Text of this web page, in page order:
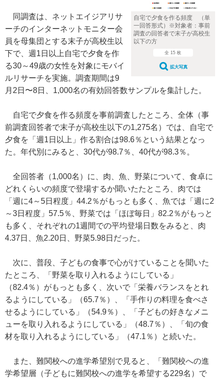
自宅で夕食を作る頻度 （単
一回答形式）※対象者：事前
調査の回答者で末子が高校生
以下の方
全 15 枚
拡大写真
同調査は、ネットエイジアリサ
ーチのインターネットモニター会
員を母集団とする末子が高校生以
下で、週1日以上自宅で夕食を作
る30～49歳の女性を対象にモバイ
ルリサーチを実施。調査期間は9
月2日〜8日、1,000名の有効回答数サンプルを集計した。
自宅で夕食を作る頻度を事前調査したところ、全体（事
前調査回答者で末子が高校生以下の1,275名）では、自宅で
夕食を「週1日以上」作る割合は98.6％という結果となっ
た。年代別にみると、30代が98.7％、40代が98.3％。
全回答者（1,000名）に、肉、魚、野菜について、食卓に
どれくらいの頻度で登場するか聞いたたところ、肉では
「週に4～5日程度」44.2％がもっとも多く、魚では「週に2
～3日程度」57.5％、野菜では「ほぼ毎日」82.2％がもっと
も多く、それぞれの1週間での平均登場日数をみると、肉
4.37日、魚2.20日、野菜5.98日だった。
次に、普段、子どもの食事で心がけていることを聞いた
たところ、「野菜を取り入れるようにしている」
（82.4％）がもっとも多く、次いで「栄養バランスをとれ
るようにしている」（65.7％）、「手作りの料理を食べさ
せるようにしている」（54.9％）、「子どもの好きなメニ
ューを取り入れるようにしている」（48.7％）、「旬の食
材を取り入れるようにしている」（47.1％）と続いた。
また、難関校への進学希望別で見ると、「難関校への進
学希望層（子どもに難関校への進学を希望する229名）で